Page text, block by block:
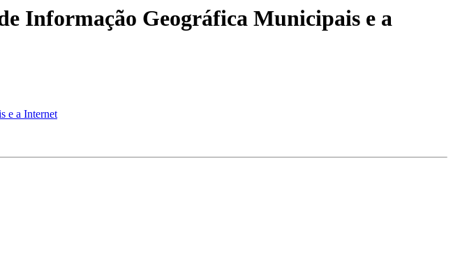
Informação Geográfica Municipais e a
e a Internet